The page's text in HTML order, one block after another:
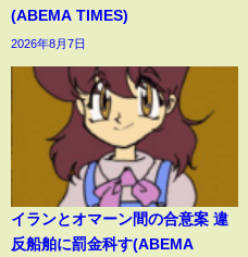
(ABEMA TIMES)
2026年8月7日
イランとオマーン間の合意案 違
反船舶に罰金科す(ABEMA